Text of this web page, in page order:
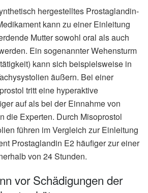
hergestelltes Prostaglandin-
kann zu einer Einleitung
Mutter sowohl oral als auch
Ein sogenannter Wehensturm
kann sich beispielsweise in
äußern. Bei einer
tritt eine hyperaktive
auf als bei der Einnahme von
die Experten. Durch Misoprostol
führen im Vergleich zur Einleitung
Prostaglandin E2 häufiger zur einer
von 24 Stunden.
vor Schädigungen der